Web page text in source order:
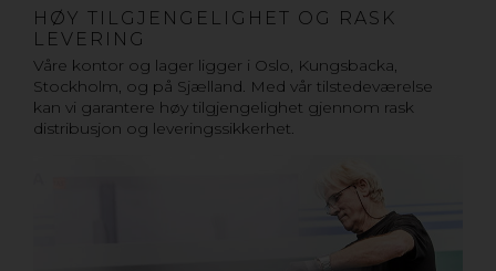
HØY TILGJENGELIGHET OG RASK
LEVERING
Våre kontor og lager ligger i Oslo, Kungsbacka,
Stockholm, og på Sjælland. Med vår tilstedeværelse
kan vi garantere høy tilgjengelighet gjennom rask
distribusjon og leveringssikkerhet.